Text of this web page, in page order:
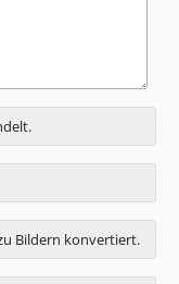
Bildern konvertiert.